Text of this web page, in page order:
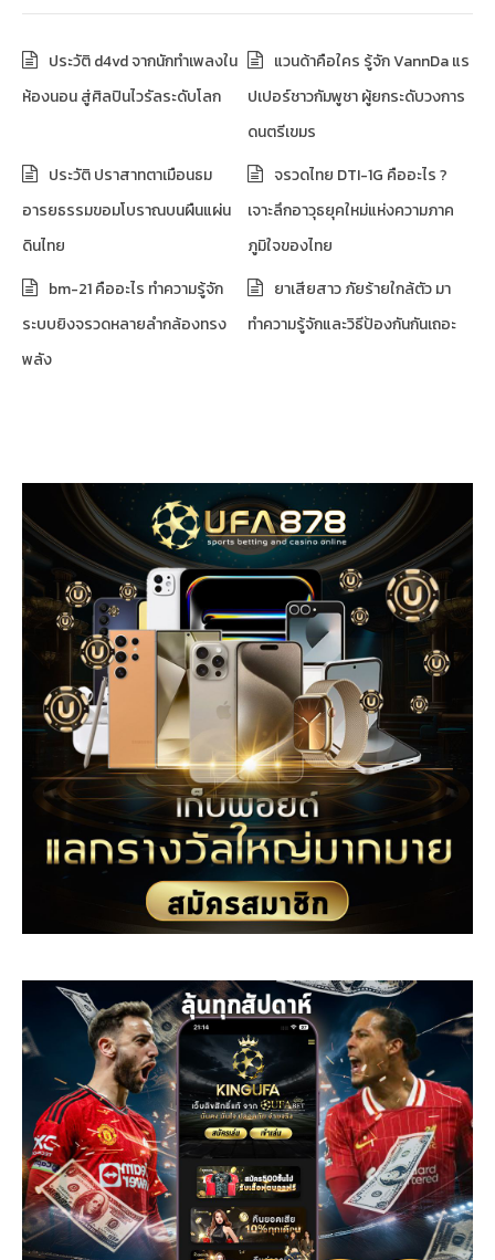
ประวัติ d4vd จากนักทำเพลงใน
ห้องนอน สู่ศิลปินไวรัลระดับโลก
แวนด้าคือใคร รู้จัก VannDa แร
ปเปอร์ชาวกัมพูชา ผู้ยกระดับวงการ
ดนตรีเขมร
ประวัติ ปราสาทตาเมือนธม
อารยธรรมขอมโบราณบนผืนแผ่น
ดินไทย
จรวดไทย DTI-1G คืออะไร ?
เจาะลึกอาวุธยุคใหม่แห่งความภาค
ภูมิใจของไทย
bm-21 คืออะไร ทำความรู้จัก
ระบบยิงจรวดหลายลำกล้องทรง
พลัง
ยาเสียสาว ภัยร้ายใกล้ตัว มา
ทำความรู้จักและวิธีป้องกันกันเถอะ